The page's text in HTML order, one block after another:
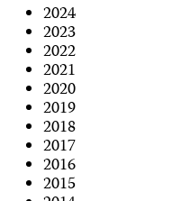
2024
2023
2022
2021
2020
2019
2018
2017
2016
2015